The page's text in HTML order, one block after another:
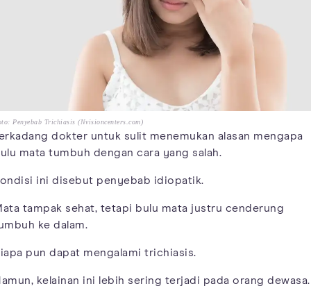
Penyebab Trichiasis (Nvisioncenters.com)
dokter untuk sulit menemukan alasan mengapa
mata tumbuh dengan cara yang salah.
ini disebut penyebab idiopatik.
tampak sehat, tetapi bulu mata justru cenderung
ke dalam.
pun dapat mengalami trichiasis.
kelainan ini lebih sering terjadi pada orang dewasa.